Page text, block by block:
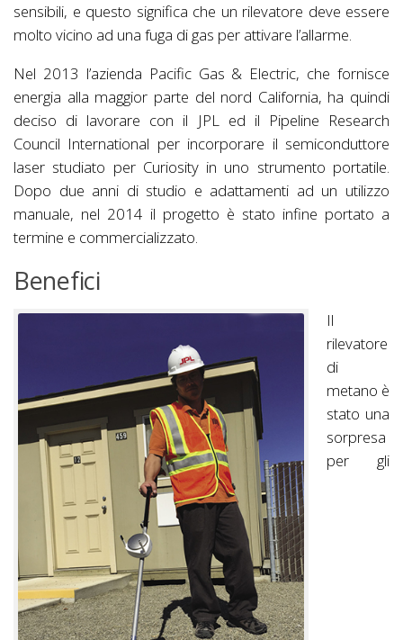
sensibili, e questo significa che un rilevatore deve essere
molto vicino ad una fuga di gas per attivare l’allarme.
Nel 2013 l’azienda Pacific Gas & Electric, che fornisce
energia alla maggior parte del nord California, ha quindi
deciso di lavorare con il JPL ed il Pipeline Research
Council International per incorporare il semiconduttore
laser studiato per Curiosity in uno strumento portatile.
Dopo due anni di studio e adattamenti ad un utilizzo
manuale, nel 2014 il progetto è stato infine portato a
termine e commercializzato.
Benefici
Il
rilevatore
di
metano è
stato una
sorpresa
per gli